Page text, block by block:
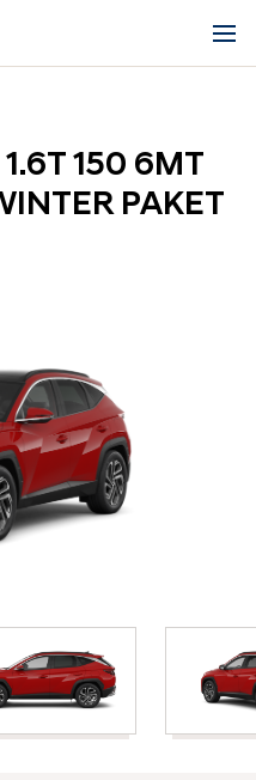
150 6MT
PAKET